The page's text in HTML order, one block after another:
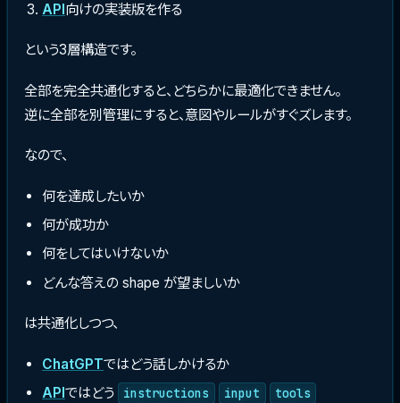
API向けの実装版を作る
という3層構造です。
全部を完全共通化すると、どちらかに最適化できません。
逆に全部を別管理にすると、意図やルールがすぐズレます。
なので、
何を達成したいか
何が成功か
何をしてはいけないか
どんな答えの shape が望ましいか
は共通化しつつ、
ChatGPTではどう話しかけるか
APIではどう instructions input
tools